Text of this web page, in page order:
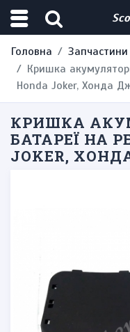
Головна Запчастини
Кришка
Honda Joker, Хонда
КРИШКА
БАТАРЕЇ НА
JOKER,